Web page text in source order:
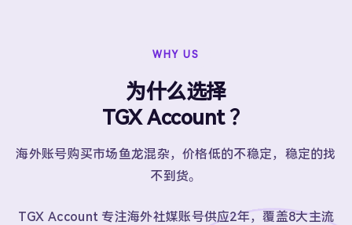
WHY US
为什么选择
TGX Account ？
海外账号购买市场鱼龙混杂，价格低的不稳定，稳定的找
不到货。
TGX Account 专注海外社媒账号供应2年，覆盖8大主流